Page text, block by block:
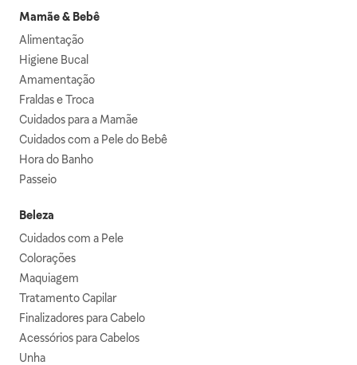
Mamãe & Bebê
Alimentação
Higiene Bucal
Amamentação
Fraldas e Troca
Cuidados para a Mamãe
Cuidados com a Pele do Bebê
Hora do Banho
Passeio
Beleza
Cuidados com a Pele
Colorações
Maquiagem
Tratamento Capilar
Finalizadores para Cabelo
Acessórios para Cabelos
Unha